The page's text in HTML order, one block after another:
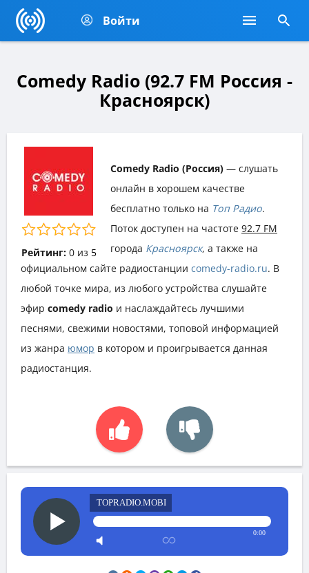
Войти
Comedy Radio (92.7 FM Россия -
Красноярск)
Рейтинг: 0из 5
Comedy Radio (Россия) — слушать
онлайн в хорошем качестве
бесплатно только на Топ Радио.
Поток доступен на частоте 92.7 FM
города Красноярск, а также на
официальном сайте радиостанции comedy-radio.ru. В
любой точке мира, из любого устройства слушайте
эфир comedy radio и наслаждайтесь лучшими
песнями, свежими новостями, топовой информацией
из жанра юмор в котором и проигрывается данная
радиостанция.
TOPRADIO.MOBI
0:00